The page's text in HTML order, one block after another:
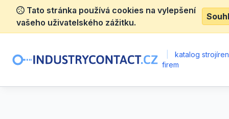
Tato stránka používá cookies na vylepšení
vašeho uživatelského zážitku.
katalog
firem